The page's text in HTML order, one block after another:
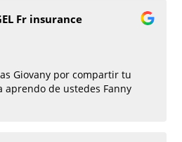
Fr insurance
Giovany por compartir tu
aprendo de ustedes Fanny